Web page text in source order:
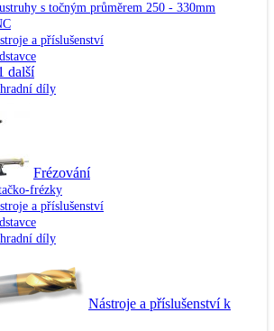
s točným průměrem 250 - 330mm
a příslušenství
další
díly
Frézování
frézky
a příslušenství
díly
Nástroje a příslušenství k